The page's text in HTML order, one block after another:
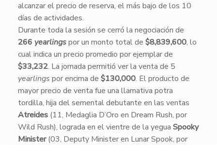
alcanzar el precio de reserva, el más bajo de los 10
días de actividades.
​Durante toda la sesión se cerró la negociación de
266 yearlingspor un monto total de $8,839,600, lo
cual indica un precio promedio por ejemplar de
$33,232. La jornada permitió ver la venta de 5
yearlings por encima de $130,000. El producto de
mayor precio de venta fue una llamativa potra
tordilla, hija del semental debutante en las ventas
Atreides(11, Medaglia D’Oro en Dream Rush, por
Wild Rush), lograda en el vientre de la yegua Spooky
Minister(03, Deputy Minister en Lunar Spook, por